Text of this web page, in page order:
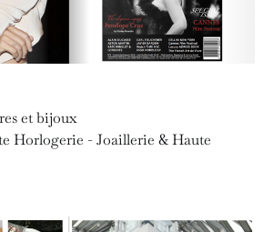
et bijoux
Horlogerie - Joaillerie & Haute